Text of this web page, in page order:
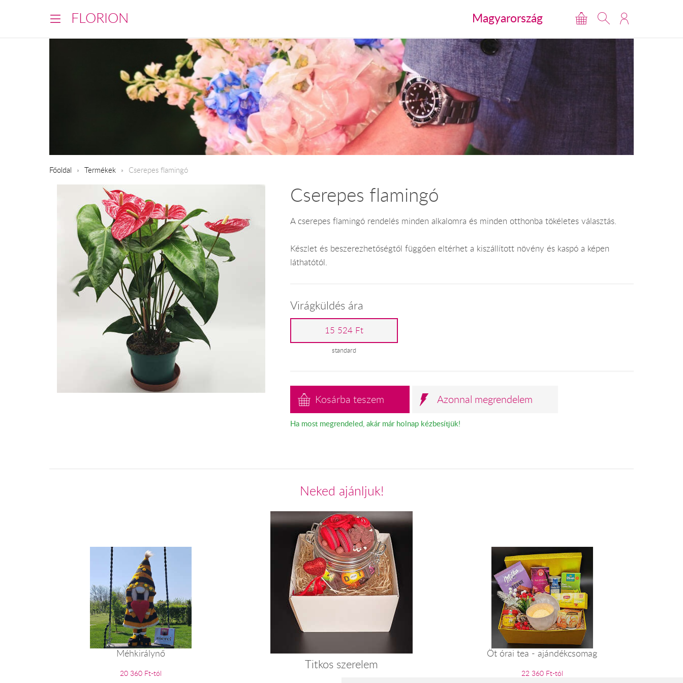
FLORION Magyarország
Főoldal Termékek Cserepes flamingó
Cserepes flamingó
A cserepes flamingó rendelés minden alkalomra és minden otthonba tökéletes választás.
Készlet és beszerezhetőségtől függően eltérhet a kiszállított növény és kaspó a képen
láthatótól.
Virágküldés ára
15 524 Ft
standard
Kosárba teszem Azonnal megrendelem
Ha most megrendeled, akár már holnap kézbesítjük!
Neked ajánljuk!
Méhkirálynő
20 360 Ft-tól
Titkos szerelem
Öt órai tea - ajándékcsomag
22 360 Ft-tól